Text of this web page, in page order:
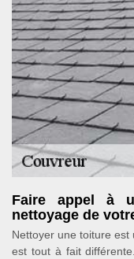
Faire appel à
nettoyage de
Nettoyer une toiture
est tout à fait